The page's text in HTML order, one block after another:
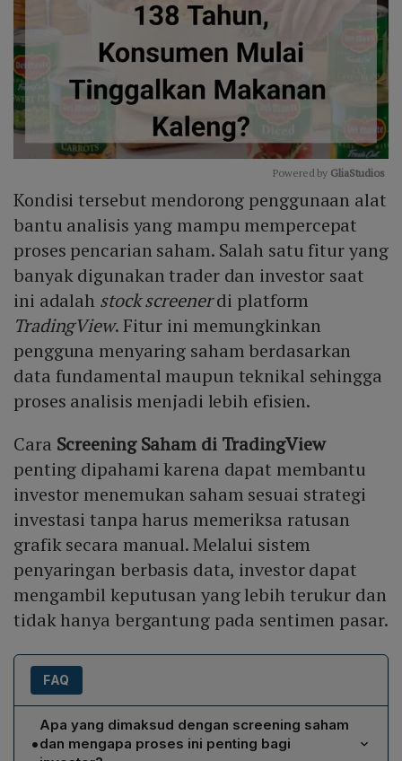
Mute
Powered by GliaStudios
Kondisi tersebut mendorong penggunaan alat
bantu analisis yang mampu mempercepat
proses pencarian saham. Salah satu fitur yang
banyak digunakan trader dan investor saat
ini adalah stock screenerdi platform
TradingView. Fitur ini memungkinkan
pengguna menyaring saham berdasarkan
data fundamental maupun teknikal sehingga
proses analisis menjadi lebih efisien.
Cara Screening Saham di TradingView
penting dipahami karena dapat membantu
investor menemukan saham sesuai strategi
investasi tanpa harus memeriksa ratusan
grafik secara manual. Melalui sistem
penyaringan berbasis data, investor dapat
mengambil keputusan yang lebih terukur dan
tidak hanya bergantung pada sentimen pasar.
FAQ
•
Apa yang dimaksud dengan screening saham
dan mengapa proses ini penting bagi